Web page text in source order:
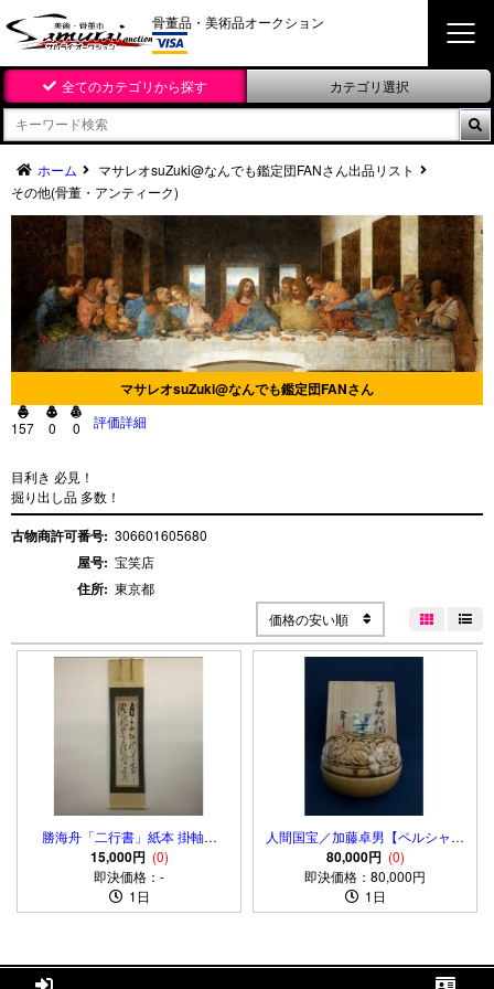
骨董品・美術品オークション
全てのカテゴリから探す カテゴリ選択

ホーム
マサレオsuZuki@なんでも鑑定団FANさん出品リスト
その他(骨董・アンティーク)
マサレオsuZuki@なんでも鑑定団FANさん

157

0

0 評価詳細
目利き 必見！
掘り出し品 多数！
古物商許可番号: 306601605680
屋号: 宝笑店
住所: 東京都
価格の安い順
 
勝海舟「二行書」紙本 掛軸
Katsu Kaishu
15,000円 (0)
即決価格：-
1日
人間国宝／加藤卓男【ペルシャ黄
釉三彩陶箱】
80,000円 (0)
即決価格：80,000円
1日
 